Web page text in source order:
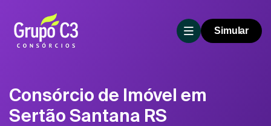
Simular
Consórcio de Imóvel em
Sertão Santana RS